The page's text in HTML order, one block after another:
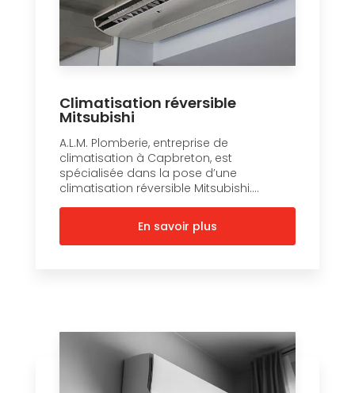
Climatisation réversible
Mitsubishi
A.L.M. Plomberie, entreprise de
climatisation à Capbreton, est
spécialisée dans la pose d’une
climatisation réversible Mitsubishi....
En savoir plus